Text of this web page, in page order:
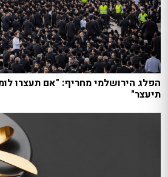
הפלג הירושלמי מחריף: "אם תעצרו
תיעצר"